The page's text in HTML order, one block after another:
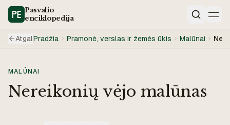
Pasvalio
enciklopedija
Paieška
AtgalPradžia Pramonė, verslas ir žemės ūkis Malūnai
MALŪNAI
Nereikonių vėjo malūnas